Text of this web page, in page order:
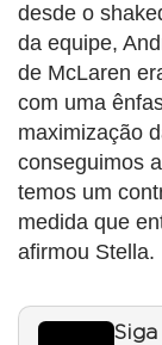
desde o
da equipe,
de McLaren
com uma
maximização
conseguimos
temos um
medida que
afirmou Stella.
Siga